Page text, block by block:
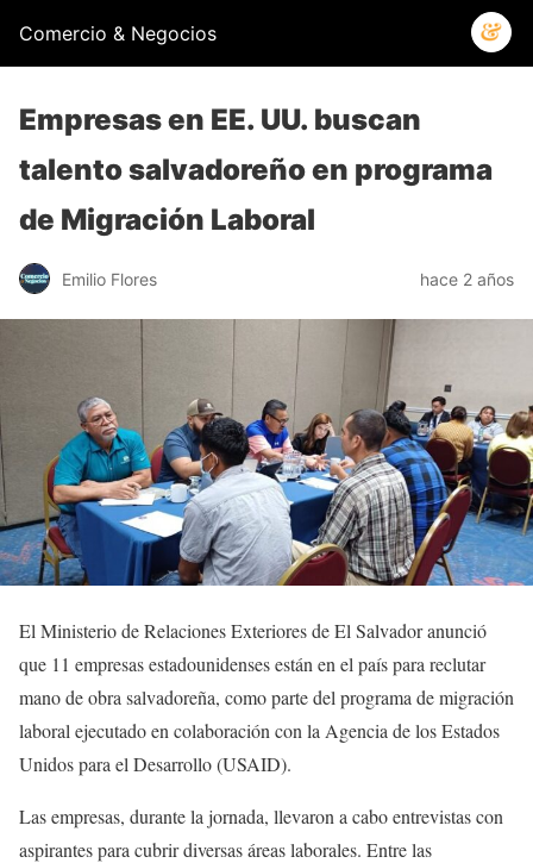
Comercio & Negocios
Empresas en EE. UU. buscan
talento salvadoreño en programa
de Migración Laboral
Emilio Flores hace 2 años
El Ministerio de Relaciones Exteriores de El Salvador anunció
que 11 empresas estadounidenses están en el país para reclutar
mano de obra salvadoreña, como parte del programa de migración
laboral ejecutado en colaboración con la Agencia de los Estados
Unidos para el Desarrollo (USAID).
Las empresas, durante la jornada, llevaron a cabo entrevistas con
aspirantes para cubrir diversas áreas laborales. Entre las